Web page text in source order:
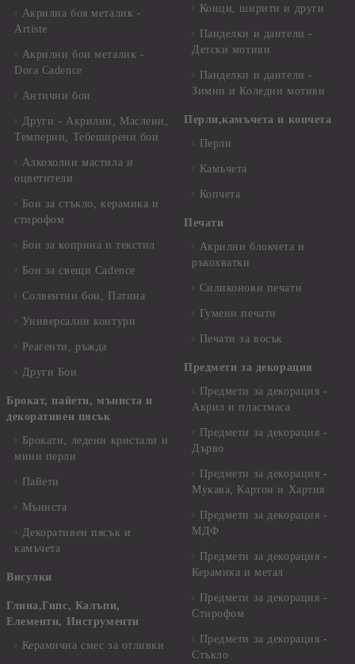
Акрилна боя металик -
Artiste
Акрилни бои металик -
Dora Cadence
Антични бои
Други - Акрилни, Маслени,
Темперни, Тебеширени бои
Алкохолни мастила и
оцветители
Бои за стъкло, керамика и
стирофом
Бои за коприна и текстил
Бои за свещи Cadence
Солвентни бои, Патина
Универсални контури
Реагенти, ръжда
Други Бои
Брокат, пайети, мъниста и
декоративен пясък
Брокати, ледени кристали и
мини перли
Пайети
Мъниста
Декоративен пясък и
камъчета
Висулки
Глина,Гипс, Калъпи,
Елементи, Инструменти
Керамична смес за отливки
Конци, ширити и други
Панделки и дантели -
Детски мотиви
Панделки и дантели -
Зимни и Коледни мотиви
Перли,камъчета и копчета
Перли
Камъчета
Копчета
Печати
Акрилни блокчета и
ръкохватки
Силиконови печати
Гумени печати
Печати за восък
Предмети за декорация
Предмети за декорация -
Акрил и пластмаса
Предмети за декорация -
Дърво
Предмети за декорация -
Мукава, Картон и Хартия
Предмети за декорация -
МДФ
Предмети за декорация -
Керамика и метал
Предмети за декорация -
Стирофом
Предмети за декорация -
Стъкло